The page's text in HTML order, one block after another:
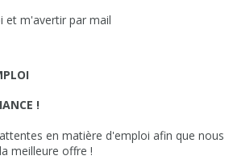
et m'avertir par mail
!
en matière d'emploi afin que nous
meilleure offre !